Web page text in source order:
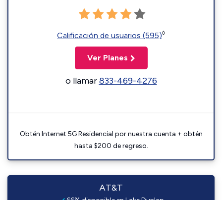
Calificación de usuarios (595)◊
Ver Planes
o llamar833-469-4276
Obtén Internet 5G Residencial por nuestra cuenta + obtén
hasta $200 de regreso.
AT&T